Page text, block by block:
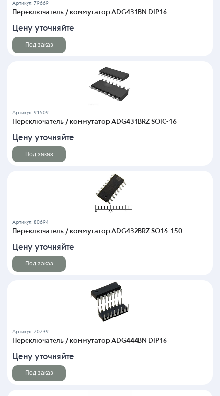
Артикул: 79669
Переключатель / коммутатор ADG431BN DIP16
Цену уточняйте
Под заказ
Артикул: 91509
Переключатель / коммутатор ADG431BRZ SOIC-16
Цену уточняйте
Под заказ
Артикул: 80694
Переключатель / коммутатор ADG432BRZ SO16-150
Цену уточняйте
Под заказ
Артикул: 70739
Переключатель / коммутатор ADG444BN DIP16
Цену уточняйте
Под заказ